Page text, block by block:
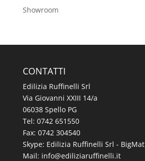
Showroom
CONTATTI
Edilizia Ruffinelli Srl
Via Giovanni XXIII 14/a
06038 Spello PG
Tel: 0742 651550
Fax: 0742 304540
Skype: Edilizia Ruffinelli Srl - BigMat
Mail:
ti.illeniffuraizilide
@ofni